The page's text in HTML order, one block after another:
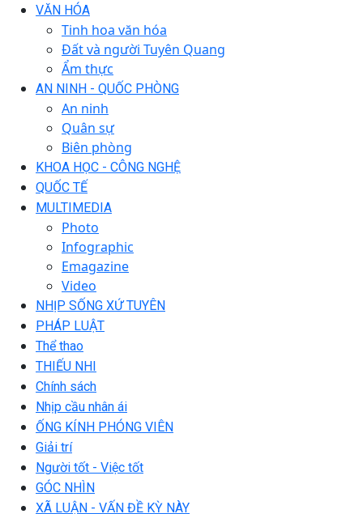
VĂN HÓA
Tinh hoa văn hóa
Đất và người Tuyên Quang
Ẩm thực
AN NINH - QUỐC PHÒNG
An ninh
Quân sự
Biên phòng
KHOA HỌC - CÔNG NGHỆ
QUỐC TẾ
MULTIMEDIA
Photo
Infographic
Emagazine
Video
NHỊP SỐNG XỨ TUYÊN
PHÁP LUẬT
Thể thao
THIẾU NHI
Chính sách
Nhịp cầu nhân ái
ỐNG KÍNH PHÓNG VIÊN
Giải trí
Người tốt - Việc tốt
GÓC NHÌN
XÃ LUẬN - VẤN ĐỀ KỲ NÀY